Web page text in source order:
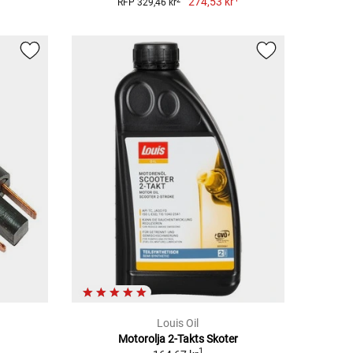
RFP 329,46 kr
Louis Oil
Motorolja 2-Takts Skoter